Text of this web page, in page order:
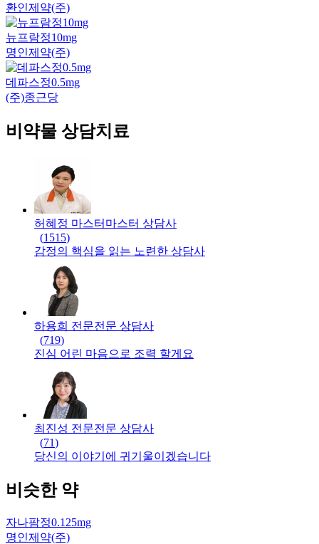
환인제약(주)
뉴프람정10mg
명인제약(주)
데파스정0.5mg
(주)종근당
비약물 상담치료
허혜정 마스터 마스터 상담사
(1515)
감정의 핵심을 읽는 노련한 상담사
하용희 전문전문 상담사
(719)
진심 어린 마음으로 조력 할게요
최진성 전문전문 상담사
(71)
당신의 이야기에 귀기울이겠습니다
비슷한 약
자나팜정0.125mg
명인제약(주)